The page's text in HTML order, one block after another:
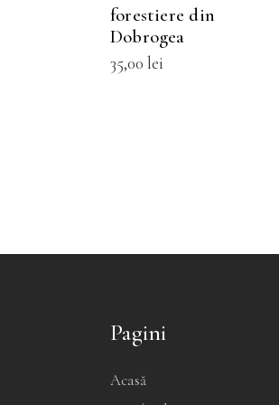
forestiere din
Dobrogea
35,00 lei
Pagini
Acasă